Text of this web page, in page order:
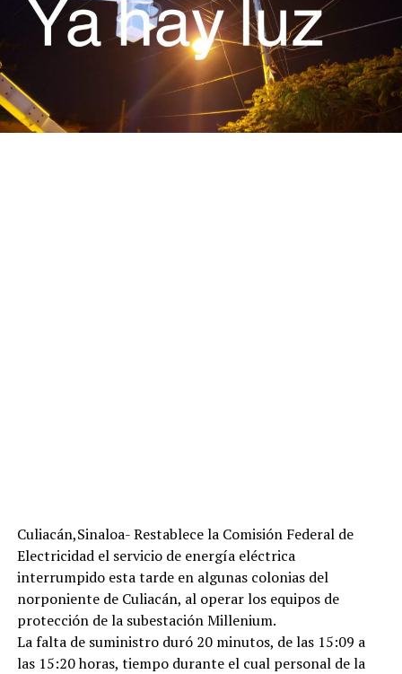
Culiacán,Sinaloa- Restablece la Comisión Federal de
Electricidad el servicio de energía eléctrica
interrumpido esta tarde en algunas colonias del
norponiente de Culiacán, al operar los equipos de
protección de la subestación Millenium.
La falta de suministro duró 20 minutos, de las 15:09 a
las 15:20 horas, tiempo durante el cual personal de la